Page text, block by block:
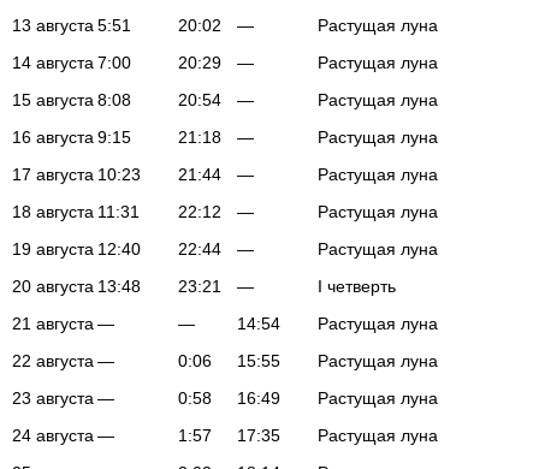
13 августа 5:51 20:02 —
Растущая луна
14 августа 7:00 20:29 —
Растущая луна
15 августа 8:08 20:54 —
Растущая луна
16 августа 9:15 21:18 —
Растущая луна
17 августа 10:23 21:44 —
Растущая луна
18 августа 11:31 22:12 —
Растущая луна
19 августа 12:40 22:44 —
Растущая луна
20 августа 13:48 23:21 —
I четверть
21 августа — — 14:54
Растущая луна
22 августа — 0:06 15:55
Растущая луна
23 августа — 0:58 16:49
Растущая луна
24 августа — 1:57 17:35
Растущая луна